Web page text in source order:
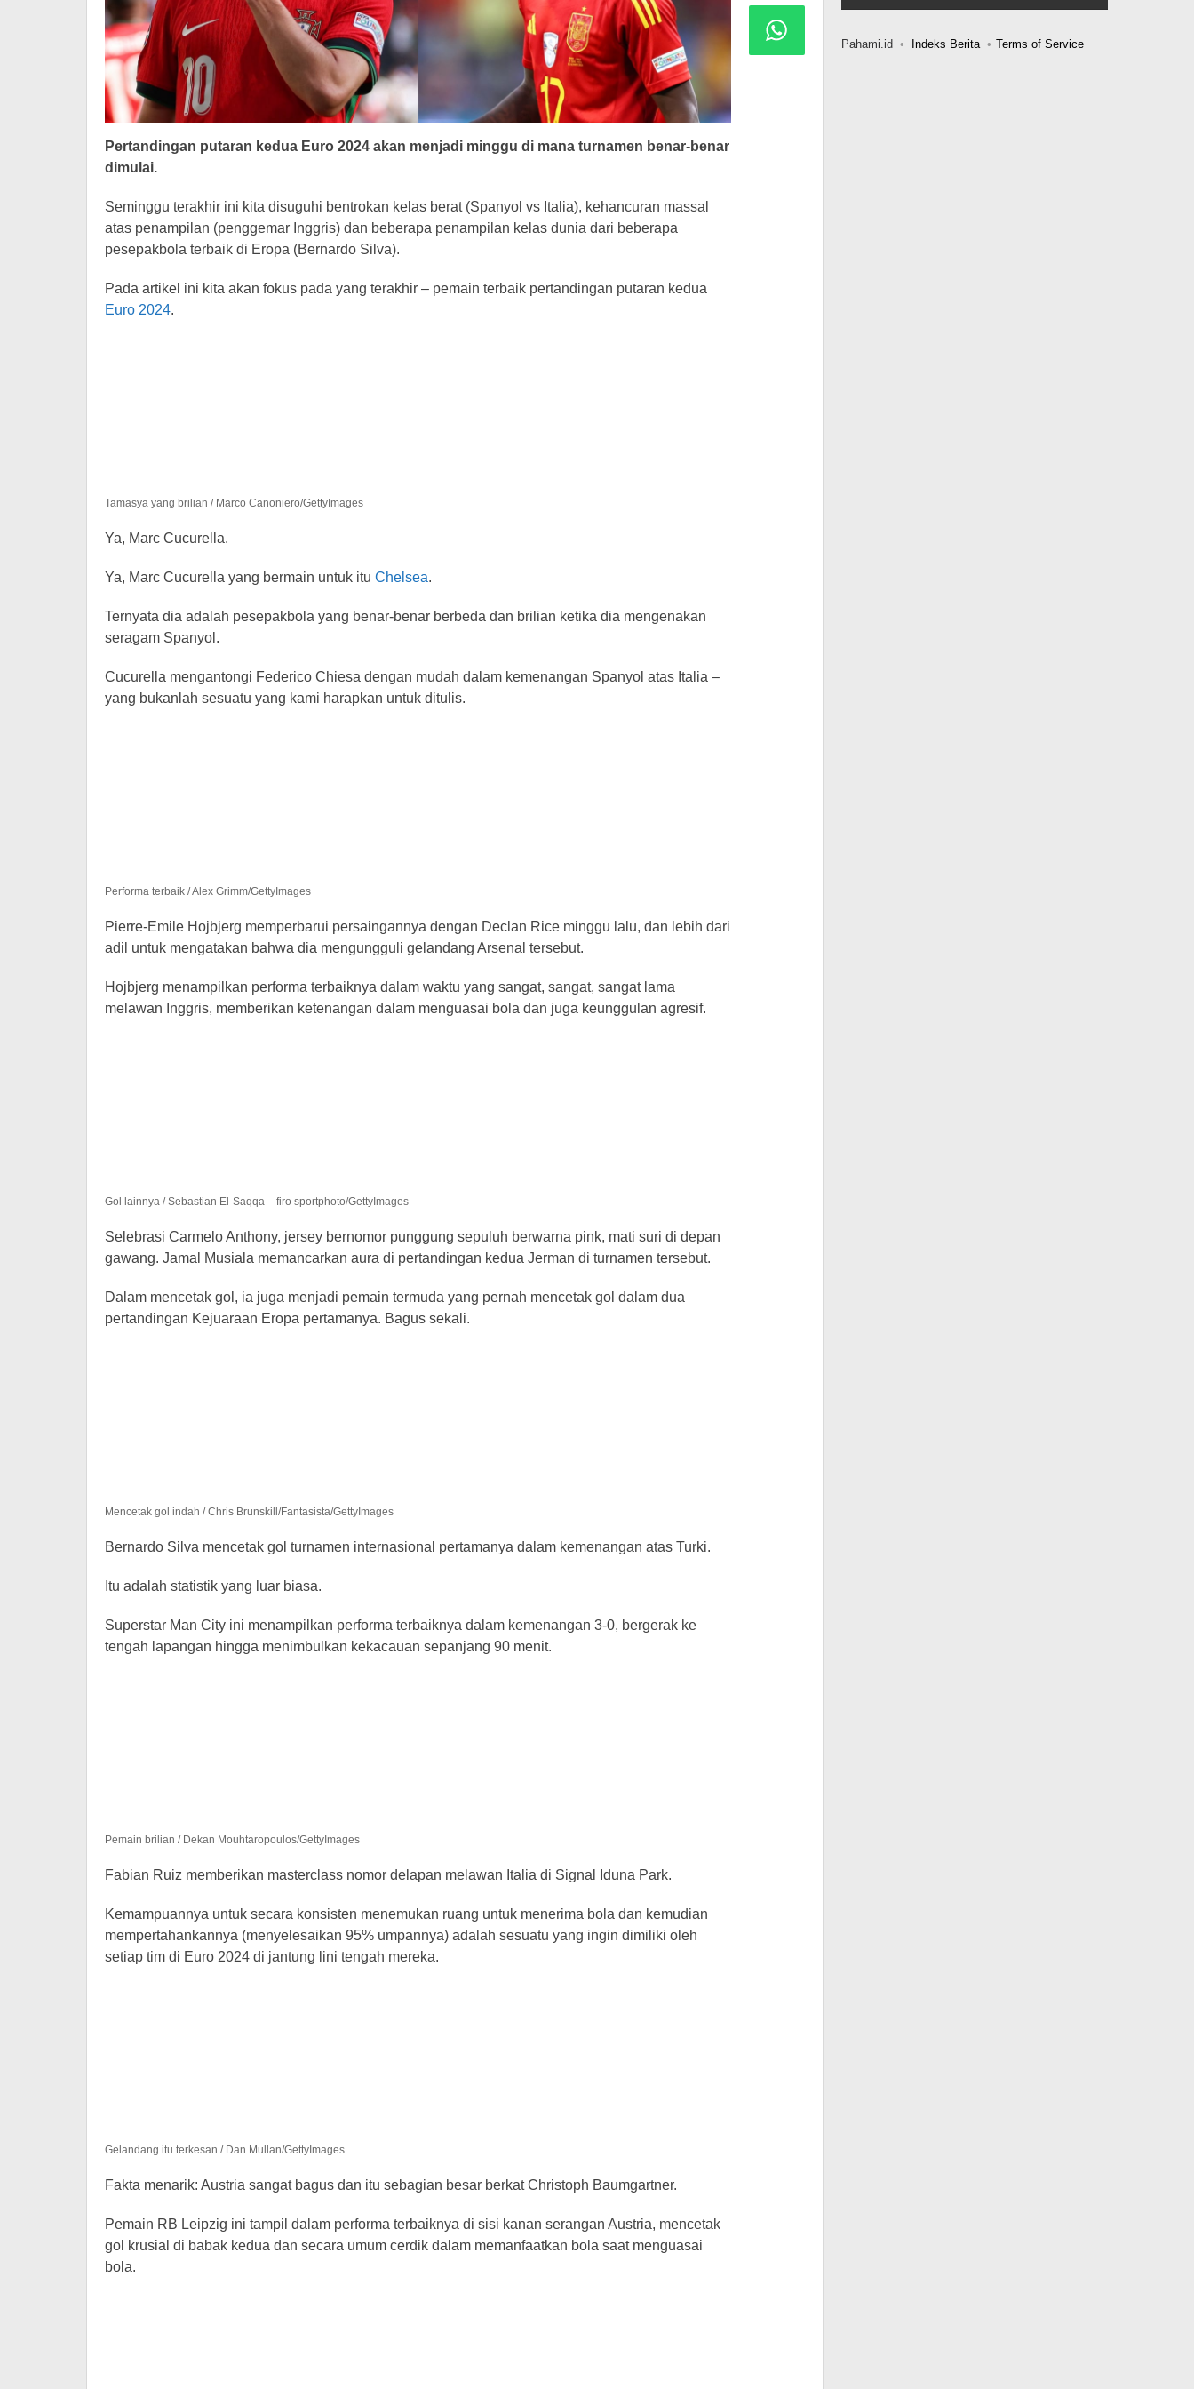
Pertandingan putaran kedua Euro 2024 akan menjadi minggu di mana turnamen benar-benar
dimulai.
Seminggu terakhir ini kita disuguhi bentrokan kelas berat (Spanyol vs Italia), kehancuran massal
atas penampilan (penggemar Inggris) dan beberapa penampilan kelas dunia dari beberapa
pesepakbola terbaik di Eropa (Bernardo Silva).
Pada artikel ini kita akan fokus pada yang terakhir – pemain terbaik pertandingan putaran kedua
Euro 2024.
Tamasya yang brilian / Marco Canoniero/GettyImages
Ya, Marc Cucurella.
Ya, Marc Cucurella yang bermain untuk itu Chelsea.
Ternyata dia adalah pesepakbola yang benar-benar berbeda dan brilian ketika dia mengenakan
seragam Spanyol.
Cucurella mengantongi Federico Chiesa dengan mudah dalam kemenangan Spanyol atas Italia –
yang bukanlah sesuatu yang kami harapkan untuk ditulis.
Performa terbaik / Alex Grimm/GettyImages
Pierre-Emile Hojbjerg memperbarui persaingannya dengan Declan Rice minggu lalu, dan lebih dari
adil untuk mengatakan bahwa dia mengungguli gelandang Arsenal tersebut.
Hojbjerg menampilkan performa terbaiknya dalam waktu yang sangat, sangat, sangat lama
melawan Inggris, memberikan ketenangan dalam menguasai bola dan juga keunggulan agresif.
Gol lainnya / Sebastian El-Saqqa – firo sportphoto/GettyImages
Selebrasi Carmelo Anthony, jersey bernomor punggung sepuluh berwarna pink, mati suri di depan
gawang. Jamal Musiala memancarkan aura di pertandingan kedua Jerman di turnamen tersebut.
Dalam mencetak gol, ia juga menjadi pemain termuda yang pernah mencetak gol dalam dua
pertandingan Kejuaraan Eropa pertamanya. Bagus sekali.
Mencetak gol indah / Chris Brunskill/Fantasista/GettyImages
Bernardo Silva mencetak gol turnamen internasional pertamanya dalam kemenangan atas Turki.
Itu adalah statistik yang luar biasa.
Superstar Man City ini menampilkan performa terbaiknya dalam kemenangan 3-0, bergerak ke
tengah lapangan hingga menimbulkan kekacauan sepanjang 90 menit.
Pemain brilian / Dekan Mouhtaropoulos/GettyImages
Fabian Ruiz memberikan masterclass nomor delapan melawan Italia di Signal Iduna Park.
Kemampuannya untuk secara konsisten menemukan ruang untuk menerima bola dan kemudian
mempertahankannya (menyelesaikan 95% umpannya) adalah sesuatu yang ingin dimiliki oleh
setiap tim di Euro 2024 di jantung lini tengah mereka.
Gelandang itu terkesan / Dan Mullan/GettyImages
Fakta menarik: Austria sangat bagus dan itu sebagian besar berkat Christoph Baumgartner.
Pemain RB Leipzig ini tampil dalam performa terbaiknya di sisi kanan serangan Austria, mencetak
gol krusial di babak kedua dan secara umum cerdik dalam memanfaatkan bola saat menguasai
bola.
Pahami.id Indeks Berita Terms of Service